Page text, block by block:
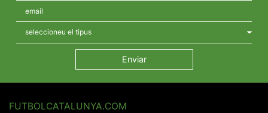
FUTBOLCATALUNYA.COM